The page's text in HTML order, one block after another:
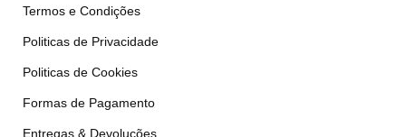
Termos e Condições
Politicas de Privacidade
Politicas de Cookies
Formas de Pagamento
Entregas & Devoluções